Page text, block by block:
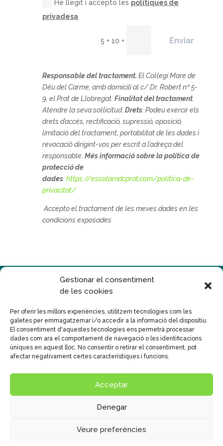
Gestionar el consentiment
de les cookies
Per oferir les millors experiències, utilitzem tecnologies com les
galetes per emmagatzemar i/o accedir a la informació del dispositiu.
El consentiment d'aquestes tecnologies ens permetrà processar
dades com ara el comportament de navegació o les identificacions
úniques en aquest lloc. No consentir o retirar el consentiment, pot
afectar negativament certes característiques i funcions.
Acceptar
Denegar
Veure preferències
He llegit i accepto les polítiques de
privadesa
5 + 10 = Enviar
Responsable del tractament.ElCol·legi Mare de
Déu del Carme, amb domicili al c/ Dr. Robert nº 5-
9, el Prat de Llobregat.Finalitat del tractament.
Atendre la seva sol·licitud.Drets: Podeu exercir els
drets d’accés, rectificació, supressió, oposició,
limitació del tractament, portabilitat de les dades i
revocació dirigint-vos per escrit a l’adreça del
responsable.Més informació sobre la política de
protecció de
dades:https://escolamdcprat.com/politica-de-
privacitat/
Accepto el tractament de les meves dades en les
condicions exposades
DissenyPublicidad Tecna, S.L.
© Col•legi Mare de Déu del Carme
Text legal|Políticas de Privacitat|Cookies
Política general SIIF
Canal de Protecció al menor